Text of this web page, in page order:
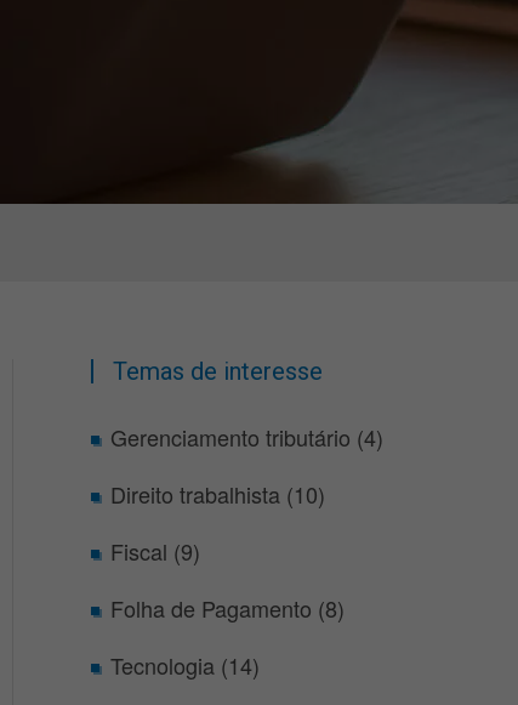
Temas de interesse
Gerenciamento tributário (4)
Direito trabalhista (10)
Fiscal (9)
Folha de Pagamento (8)
Tecnologia (14)